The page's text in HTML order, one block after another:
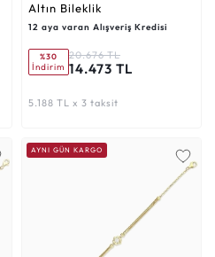
Altın Bileklik
12 aya varan Alışveriş Kredisi
%30
İndirim
20.676 TL
14.473 TL
5.188 TL x 3 taksit
AYNI GÜN KARGO